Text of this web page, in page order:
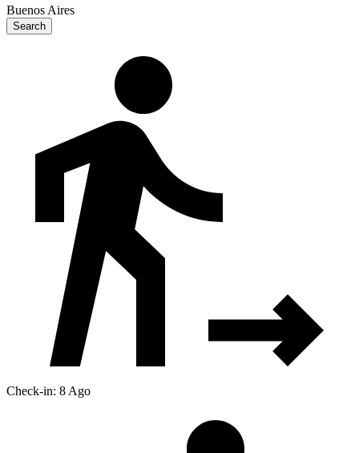
Buenos Aires
Search
Check-in: 8 Ago